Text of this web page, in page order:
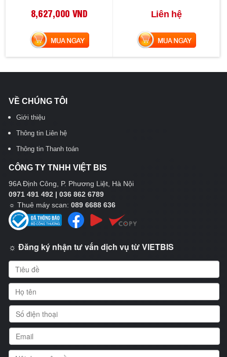
8,627,000 VND
MUA NGAY
Liên hệ
MUA NGAY
VỀ CHÚNG TÔI
Giới thiệu
Thông tin Liên hệ
Thông tin Thanh toán
CÔNG TY TNHH VIỆT BIS
96A Định Công, P. Phương Liệt, Hà Nội
0971 491 492 | 036 862 6789
☼ Thuê máy scan: 089 6688 636
☼ Đăng ký nhận tư vấn dịch vụ từ VIETBIS